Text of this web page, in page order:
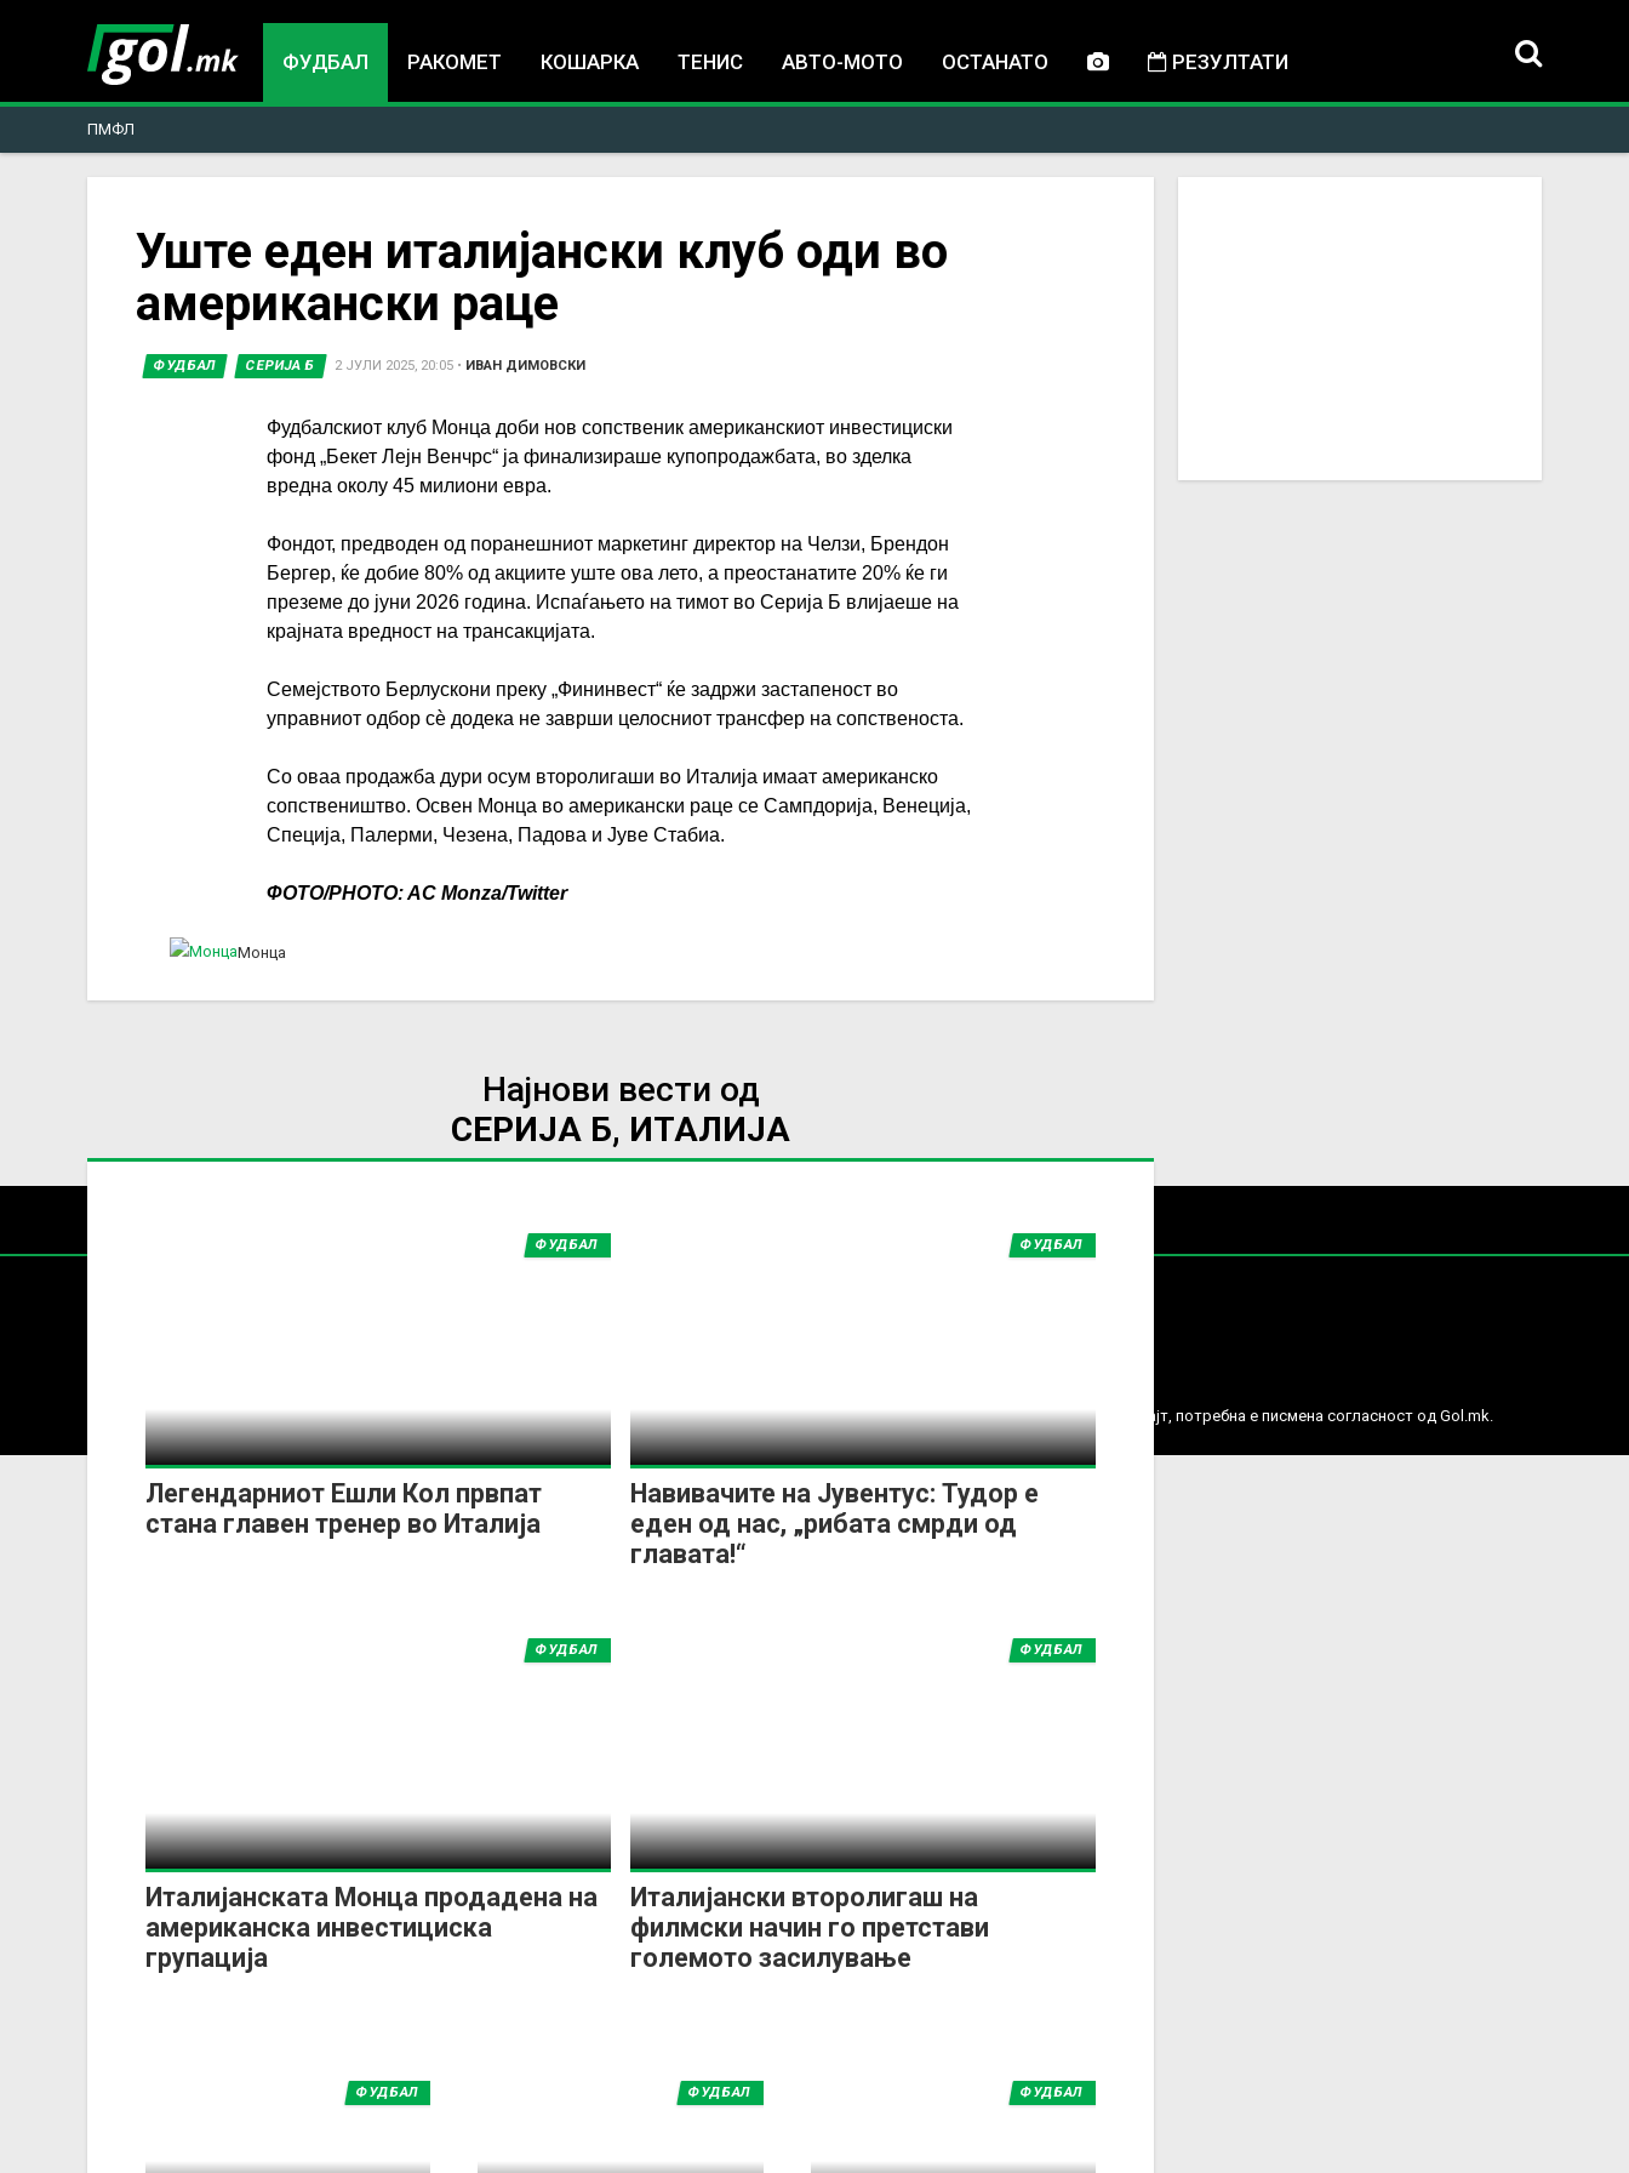
ФУДБАЛ РАКОМЕТ КОШАРКА ТЕНИС АВТО-МОТО ОСТАНАТО РЕЗУЛТАТИ
ПМФЛ
You
here
Уште еден италијански клуб оди во
американски раце
ФУДБАЛ СЕРИЈА Б 2 ЈУЛИ 2025, 20:05 • ИВАН ДИМОВСКИ
Фудбалскиот клуб Монца доби нов сопственик американскиот инвестициски
фонд „Бекет Лејн Венчрс“ ја финализираше купопродажбата, во зделка
вредна околу 45 милиони евра.
Фондот, предводен од поранешниот маркетинг директор на Челзи, Брендон
Бергер, ќе добие 80% од акциите уште ова лето, а преостанатите 20% ќе ги
преземе до јуни 2026 година. Испаѓањето на тимот во Серија Б влијаеше на
крајната вредност на трансакцијата.
Семејството Берлускони преку „Фининвест“ ќе задржи застапеност во
управниот одбор сѐ додека не заврши целосниот трансфер на сопственоста.
Со оваа продажба дури осум второлигаши во Италија имаат американско
сопствеништво. Освен Монца во американски раце се Сампдорија, Венеција,
Специја, Палерми, Чезена, Падова и Јуве Стабиа.
ФОТО/PHOTO: AC Monza/Twitter
Монца
Најнови вести од
СЕРИЈА Б, ИТАЛИЈА
Легендарниот Ешли Кол првпат
стана главен тренер во Италија
ФУДБАЛ
Навивачите на Јувентус: Тудор е
еден од нас, „рибата смрди од
главата!“
ФУДБАЛ
Италијанската Монца продадена на
американска инвестициска
групација
ФУДБАЛ
Италијански второлигаш на
филмски начин го претстави
големото засилување
ФУДБАЛ
ФУДБАЛ ФУДБАЛ ФУДБАЛ
За секоја форма на распространување, репродукција или комерцијална употреба на текстови, фотографии или податоци од овој веб сајт, потребна е писмена согласност од Gol.mk.